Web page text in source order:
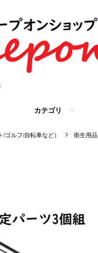
カテゴリ
ゴルフ/自転車など） 衛生用品